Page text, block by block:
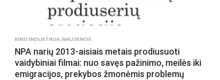
KINO INDUSTRIJA,NAUJIENOS
NPA narių 2013-aisiais metais prodiusuoti
vaidybiniai filmai: nuo savęs pažinimo, meilės iki
emigracijos, prekybos žmonėmis problemų